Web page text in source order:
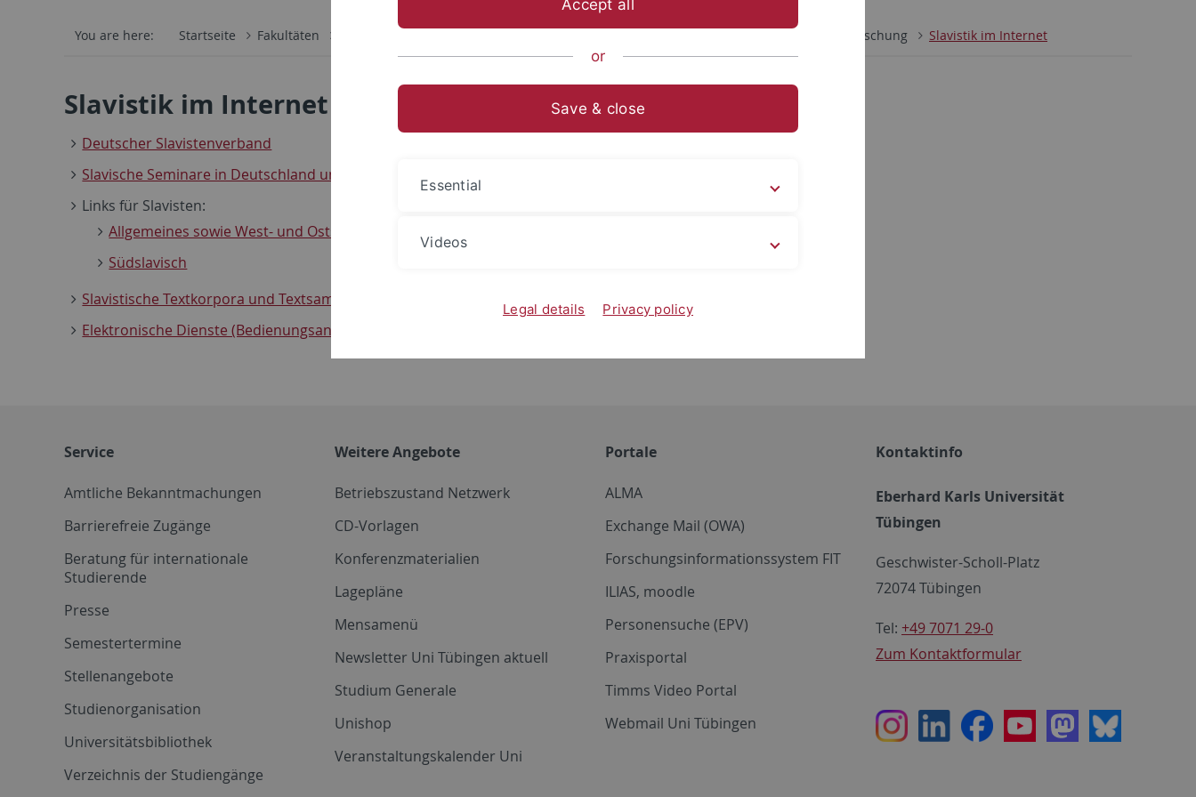
You are here: Startseite Fakultäten Forschung Slavistik im Internet
Slavistik im Internet
Deutscher Slavistenverband
Slavische Seminare in Deutschland und weltweit
Links für Slavisten:
Allgemeines sowie West- und Ostslavisch
Südslavisch
Slavistische Textkorpora und Textsammlungen
Elektronische Dienste (Bedienungsanleitungen)
Service
Amtliche Bekanntmachungen
Barrierefreie Zugänge
Beratung für internationale
Studierende
Presse
Semestertermine
Stellenangebote
Studienorganisation
Universitätsbibliothek
Verzeichnis der Studiengänge
Weitere Angebote
Betriebszustand Netzwerk
CD-Vorlagen
Konferenzmaterialien
Lagepläne
Mensamenü
Newsletter Uni Tübingen aktuell
Studium Generale
Unishop
Veranstaltungskalender Uni
Portale
ALMA
Exchange Mail (OWA)
Forschungsinformationssystem FIT
ILIAS, moodle
Personensuche (EPV)
Praxisportal
Timms Video Portal
Webmail Uni Tübingen
Kontaktinfo
Eberhard Karls Universität
Tübingen
Geschwister-Scholl-Platz
72074 Tübingen
Tel: +49 7071 29-0
Zum Kontaktformular
InstagramLinkedInFacebookYoutubeMastodon
Bluesky
Accept all
or
Save & close
Essential
Videos
Legal details Privacy policy